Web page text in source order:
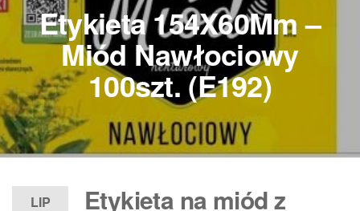
Etykieta 154X60Mm –
Miód Nawłociowy
100szt. (E192)
LIP Etykieta na miód z